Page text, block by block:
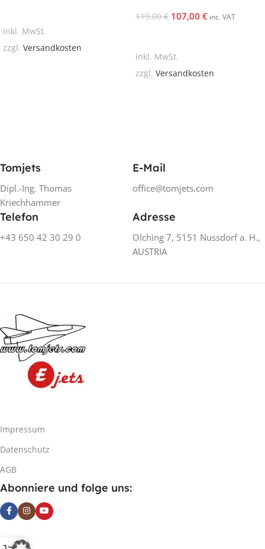
inkl. MwSt.
zzgl. Versandkosten
119,00€ 107,00 € inc. VAT
inkl. MwSt.
zzgl. Versandkosten
Tomjets
Dipl.-Ing. Thomas
Kriechhammer
E-Mail
office@tomjets.com
Telefon
+43 650 42 30 29 0
Adresse
Olching 7, 5151 Nussdorf a. H.,
AUSTRIA
Impressum
Datenschutz
AGB
Abonniere und folge uns: